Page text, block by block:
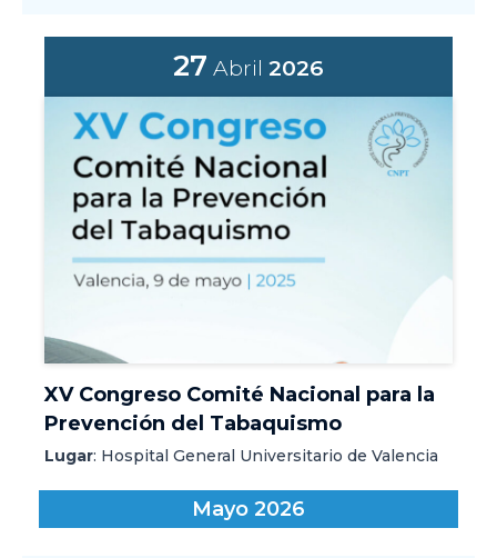
27 Abril 2026
XV Congreso Comité Nacional para la
Prevención del Tabaquismo
Lugar: Hospital General Universitario de Valencia
Mayo 2026